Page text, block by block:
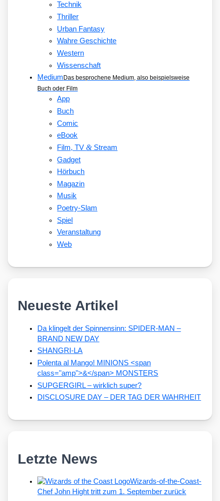
Technik
Thriller
Urban Fantasy
Wahre Geschichte
Western
Wissenschaft
Medium Das besprochene Medium, also beispielsweise
Buch oder Film
App
Buch
Comic
eBook
Film, TV&Stream
Gadget
Hörbuch
Magazin
Musik
Poetry-Slam
Spiel
Veranstaltung
Web
Neueste Artikel
Da klingelt der Spinnensinn: SPIDER-MAN –
BRAND NEW DAY
SHANGRI-LA
Polenta al Mango! MINIONS <span
class="amp">&</span> MONSTERS
SUPGERGIRL – wirklich super?
DISCLOSURE DAY – DER TAG DER WAHRHEIT
Letzte News
Wizards-of-the-Coast-
Chef John Hight tritt zum 1. September zurück